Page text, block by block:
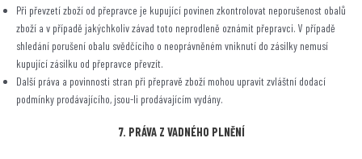
Při převzetí zboží od přepravce je kupující povinen zkontrolovat neporušenost obalů
zboží a v případě jakýchkoliv závad toto neprodleně oznámit přepravci. V případě
shledání porušení obalu svědčícího o neoprávněném vniknutí do zásilky nemusí
kupující zásilku od přepravce převzít.
Další práva a povinnosti stran při přepravě zboží mohou upravit zvláštní dodací
podmínky prodávajícího, jsou-li prodávajícím vydány.
7. PRÁVA Z VADNÉHO PLNĚNÍ